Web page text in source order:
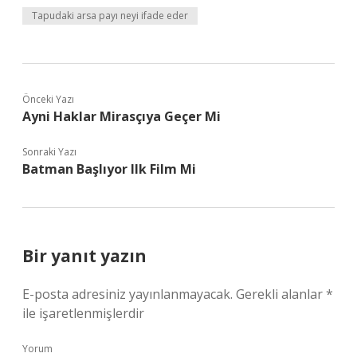
Tapudaki arsa payı neyi ifade eder
Önceki Yazı
Ayni Haklar Mirasçıya Geçer Mi
Sonraki Yazı
Batman Başlıyor Ilk Film Mi
Bir yanıt yazın
E-posta adresiniz yayınlanmayacak. Gerekli alanlar*
ile işaretlenmişlerdir
Yorum